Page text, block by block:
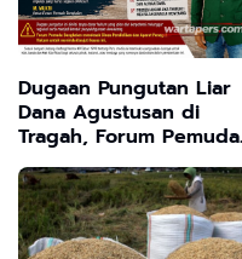
Dugaan Pungutan Liar
Dana Agustusan di
Tragah, Forum Pemuda
Bangkalan Desak Dinas
Pendidikan Copot
Oknum Kepala Sekolah